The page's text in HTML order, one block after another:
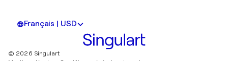
Français | USD
© 2026 Singulart